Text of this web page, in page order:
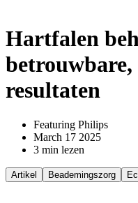
Hartfalen
resultaten
Featuring Philips
March 17 2025
3 min lezen
Artikel Beademingszorg